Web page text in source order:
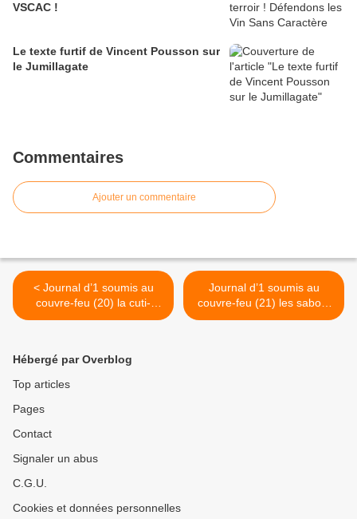
VSCAC !
Le texte furtif de Vincent Pousson sur
le Jumillagate
Commentaires
Ajouter un commentaire
< Journal d’1 soumis au
couvre-feu (20) la cuti-
réaction : un moment
gratuit. En un mot,
Journal d’1 soumis au
couvre-feu (21) les sabots
du pépé Louis >
Hébergé par Overblog
Top articles
Pages
Contact
Signaler un abus
C.G.U.
Cookies et données personnelles